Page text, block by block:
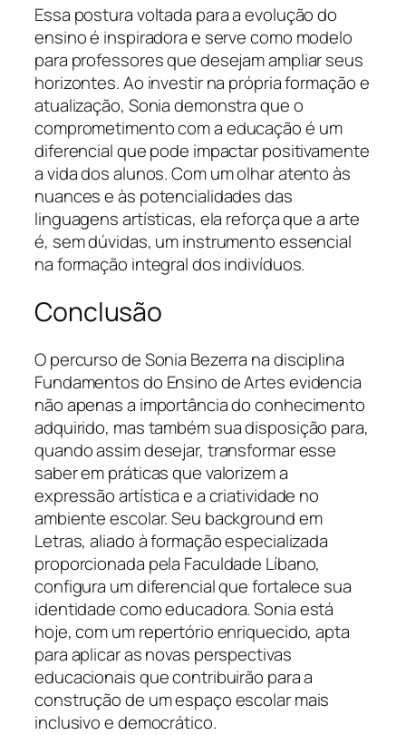
Essa postura voltada para a evolução do
ensino é inspiradora e serve como modelo
para professores que desejam ampliar seus
horizontes. Ao investir na própria formação e
atualização, Sonia demonstra que o
comprometimento com a educação é um
diferencial que pode impactar positivamente
a vida dos alunos. Com um olhar atento às
nuances e às potencialidades das
linguagens artísticas, ela reforça que a arte
é, sem dúvidas, um instrumento essencial
na formação integral dos indivíduos.
Conclusão
O percurso de Sonia Bezerra na disciplina
Fundamentos do Ensino de Artes evidencia
não apenas a importância do conhecimento
adquirido, mas também sua disposição para,
quando assim desejar, transformar esse
saber em práticas que valorizem a
expressão artística e a criatividade no
ambiente escolar. Seu background em
Letras, aliado à formação especializada
proporcionada pela Faculdade Líbano,
configura um diferencial que fortalece sua
identidade como educadora. Sonia está
hoje, com um repertório enriquecido, apta
para aplicar as novas perspectivas
educacionais que contribuirão para a
construção de um espaço escolar mais
inclusivo e democrático.